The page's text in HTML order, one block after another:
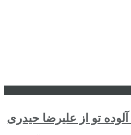
تو از علیرضا حیدری